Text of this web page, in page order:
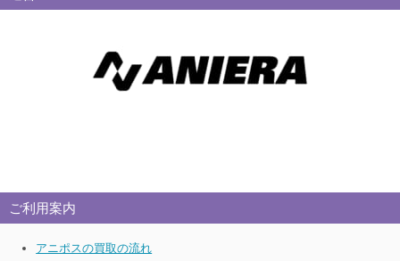
ご利用案内
アニポスの買取の流れ